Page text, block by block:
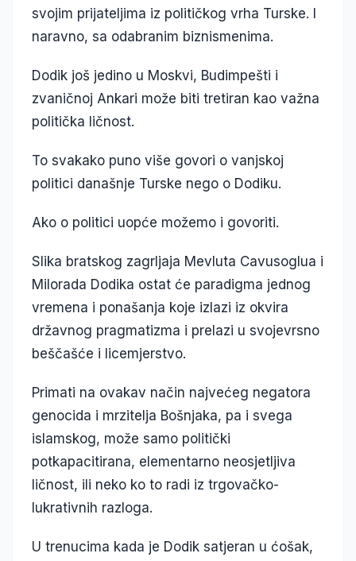
svojim prijateljima iz političkog vrha Turske. I
naravno, sa odabranim biznismenima.
Dodik još jedino u Moskvi, Budimpešti i
zvaničnoj Ankari može biti tretiran kao važna
politička ličnost.
To svakako puno više govori o vanjskoj
politici današnje Turske nego o Dodiku.
Ako o politici uopće možemo i govoriti.
Slika bratskog zagrljaja Mevluta Cavusoglua i
Milorada Dodika ostat će paradigma jednog
vremena i ponašanja koje izlazi iz okvira
državnog pragmatizma i prelazi u svojevrsno
beščašće i licemjerstvo.
Primati na ovakav način najvećeg negatora
genocida i mrzitelja Bošnjaka, pa i svega
islamskog, može samo politički
potkapacitirana, elementarno neosjetljiva
ličnost, ili neko ko to radi iz trgovačko-
lukrativnih razloga.
U trenucima kada je Dodik satjeran u ćošak,